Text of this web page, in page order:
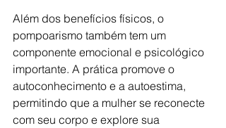
Além dos benefícios físicos, o
pompoarismo também tem um
componente emocional e psicológico
importante. A prática promove o
autoconhecimento e a autoestima,
permitindo que a mulher se reconecte
com seu corpo e explore sua